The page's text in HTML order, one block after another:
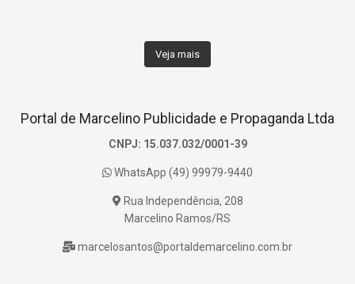
Veja mais
Portal de Marcelino Publicidade e Propaganda Ltda
CNPJ: 15.037.032/0001-39
WhatsApp (49) 99979-9440
Rua Independência, 208
Marcelino Ramos/RS
marcelosantos@portaldemarcelino.com.br